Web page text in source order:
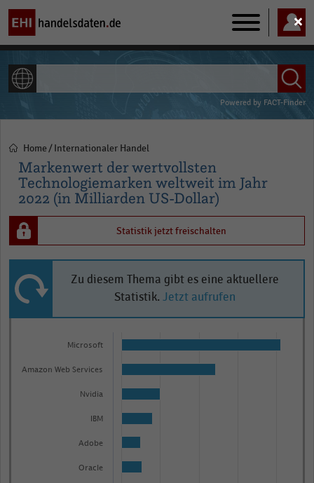
Main
navigation
Powered by FACT-Finder
Pfadnavigation
Home Internationaler Handel
Markenwert der wertvollsten
Technologiemarken weltweit im Jahr
2022 (in Milliarden US-Dollar)
Statistik jetzt freischalten
Zu diesem Thema gibt es eine aktuellere
Statistik. Jetzt aufrufen
Microsoft
Amazon Web Services
Nvidia
IBM
Adobe
Oracle